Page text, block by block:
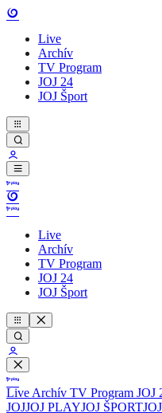
Live
Archív
TV Program
JOJ 24
JOJ Šport
Live
Archív
TV Program
JOJ 24
JOJ Šport
Live Archív TV Program JOJ
JOJJOJ PLAYJOJ ŠPORT